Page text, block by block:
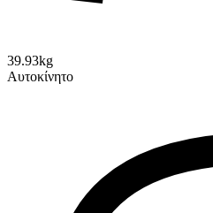
39.93kg
Αυτοκίνητο